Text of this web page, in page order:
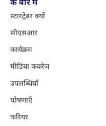
स्टारट्रेडर क्यों
सीएसआर
कार्यक्रम
मीडिया कवरेज
उपलब्धियाँ
घोषणाएँ
करियर